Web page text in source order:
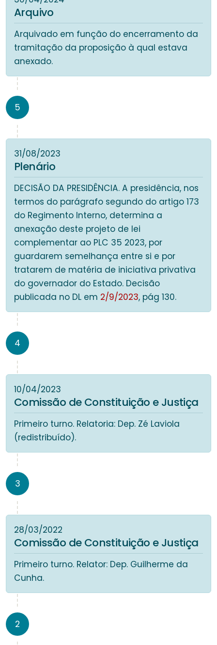
Arquivo
Arquivado em função do encerramento da
tramitação da proposição à qual estava
anexado.
5
31/08/2023
Plenário
DECISÃO DA PRESIDÊNCIA. A presidência, nos
termos do parágrafo segundo do artigo 173
do Regimento Interno, determina a
anexação deste projeto de lei
complementar ao PLC 35 2023, por
guardarem semelhança entre si e por
tratarem de matéria de iniciativa privativa
do governador do Estado. Decisão
publicada no DL em 2/9/2023, pág 130.
4
10/04/2023
Comissão de Constituição e Justiça
Primeiro turno. Relatoria: Dep. Zé Laviola
(redistribuído).
3
28/03/2022
Comissão de Constituição e Justiça
Primeiro turno. Relator: Dep. Guilherme da
Cunha.
2